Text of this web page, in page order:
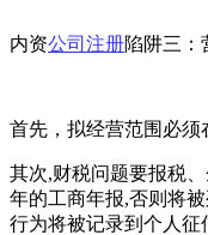
内资公司注册陷阱三：
首先，拟经营范围必须
其次,财税问题要报税
年的工商年报,否则将
行为将被记录到个人征